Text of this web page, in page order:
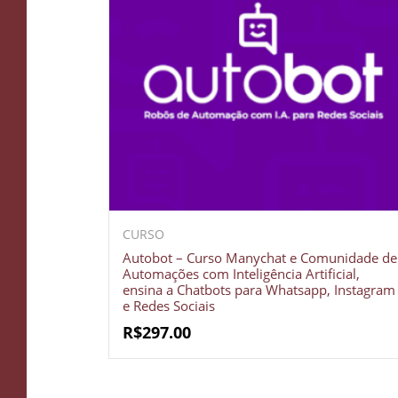
CURSO
Autobot – Curso Manychat e Comunidade de
Automações com Inteligência Artificial,
ensina a Chatbots para Whatsapp, Instagram
e Redes Sociais
R$297.00